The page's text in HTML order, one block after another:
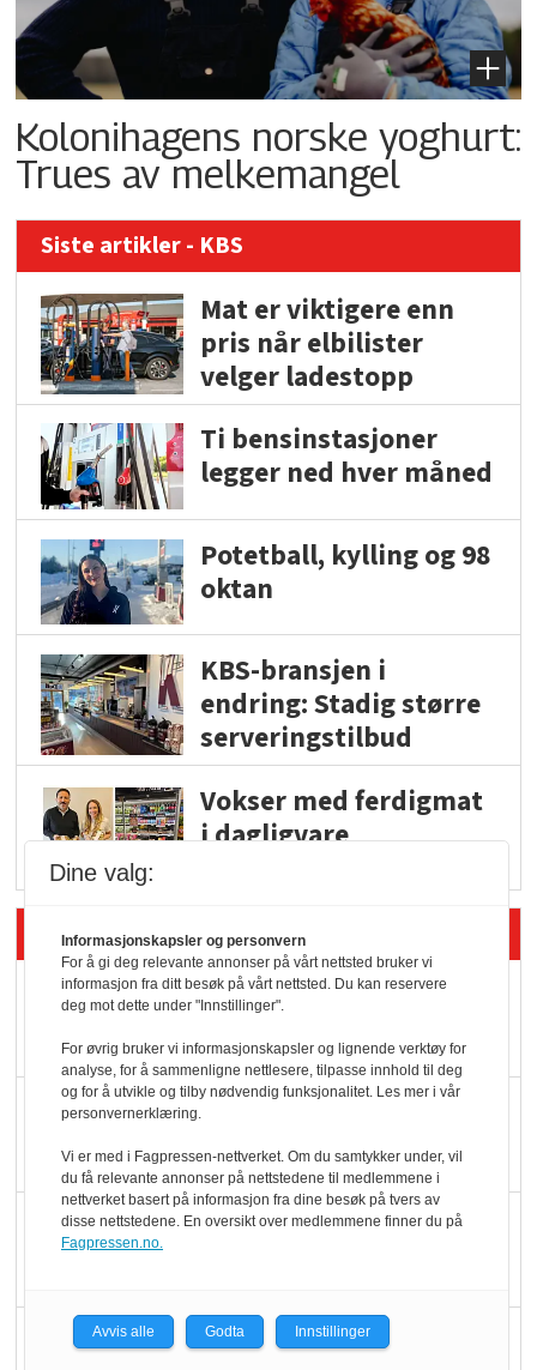
Kolonihagens norske yoghurt:
Trues av melkemangel
Siste artikler - KBS
Mat er viktigere enn
pris når elbilister
velger ladestopp
Ti bensinstasjoner
legger ned hver måned
Potetball, kylling og 98
oktan
KBS-bransjen i
endring: Stadig større
serveringstilbud
Vokser med ferdigmat
i dagligvare
Siste artikler - Butikk i praksis
Rema-flaggskip
Slik opprettholdes
ølsalget
Færre varer, men fulle
KI lager mat i butikken
Dine valg:
Informasjonskapsler og personvern
For å gi deg relevante annonser på vårt nettsted bruker vi
informasjon fra ditt besøk på vårt nettsted. Du kan reservere
deg mot dette under "Innstillinger".
For øvrig bruker vi informasjonskapsler og lignende verktøy for
analyse, for å sammenligne nettlesere, tilpasse innhold til deg
og for å utvikle og tilby nødvendig funksjonalitet. Les mer i vår
personvernerklæring.
Vi er med i Fagpressen-nettverket. Om du samtykker under, vil
du få relevante annonser på nettstedene til medlemmene i
nettverket basert på informasjon fra dine besøk på tvers av
disse nettstedene. En oversikt over medlemmene finner du på
Fagpressen.no.
Avvis alle Godta Innstillinger